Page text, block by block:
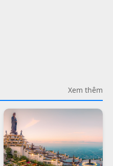
Xem thêm